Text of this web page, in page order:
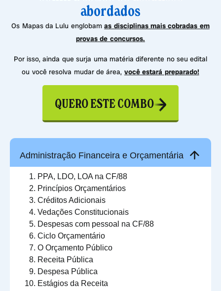
abordados
Os Mapas da Lulu englobamas disciplinas mais cobradas em
provas de concursos.
Por isso, ainda que surja uma matéria diferente no seu edital
ou você resolva mudar de área, você estará preparado!
QUERO ESTE COMBO
Administração Financeira e Orçamentária
PPA, LDO, LOA na CF/88
Princípios Orçamentários
Créditos Adicionais
Vedações Constitucionais
Despesas com pessoal na CF/88
Ciclo Orçamentário
O Orçamento Público
Receita Pública
Despesa Pública
Estágios da Receita